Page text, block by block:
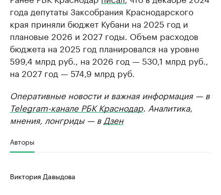
года депутаты Заксобрания Краснодарского
края приняли бюджет Кубани на 2025 год и
плановые 2026 и 2027 годы. Объем расходов
бюджета на 2025 год планировался на уровне
599,4 млрд руб., на 2026 год — 530,1 млрд руб.,
на 2027 год — 574,9 млрд руб.
Оперативные новости и важная информация — в
Telegram-канале РБК Краснодар. Аналитика,
мнения, лонгриды — в Дзен
Авторы
Виктория Давыдова